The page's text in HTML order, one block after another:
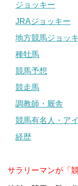
ジョッキー
JRAジョッキー
地方競馬ジョッ
種牡馬
競馬予想
競走馬
調教師・厩舎
競馬有名人・ア
経歴
サラリーマンが「